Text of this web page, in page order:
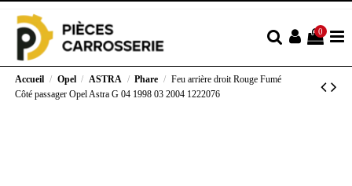
0
Accueil Opel ASTRA Phare
Feu arrière droit Rouge Fumé
Côté passager Opel Astra G 04 1998 03 2004 1222076